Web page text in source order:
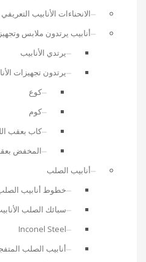
الانحناءات الأنابيب التعريفي
أنابيب يرتدون ملابس
يرتدي الأنابيب
يرتدون تجهيزات
كوع
كوم
كاب بعقب
المخفض
أنابيب الصلب
خطوط أنابيب
سبائك الصلب
Inconel Steel
أنابيب الصلب